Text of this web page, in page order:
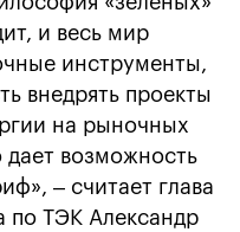
и весь мир
инструменты,
внедрять проекты
на рыночных
возможность
– считает глава
по ТЭК Александр